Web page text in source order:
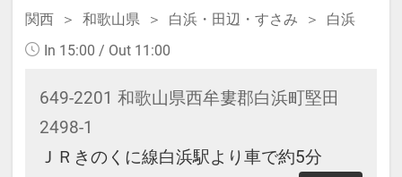
●ウェルカムバスあり。（事前予約
要／無料） ※詳細はお宿のホーム
関西 和歌山県 白浜・田辺・すさみ
白浜
In 15:00 / Out 11:00
649-2201 和歌山県西牟婁郡白浜町堅田
2498-1
ＪＲきのくに線白浜駅より車で約5分